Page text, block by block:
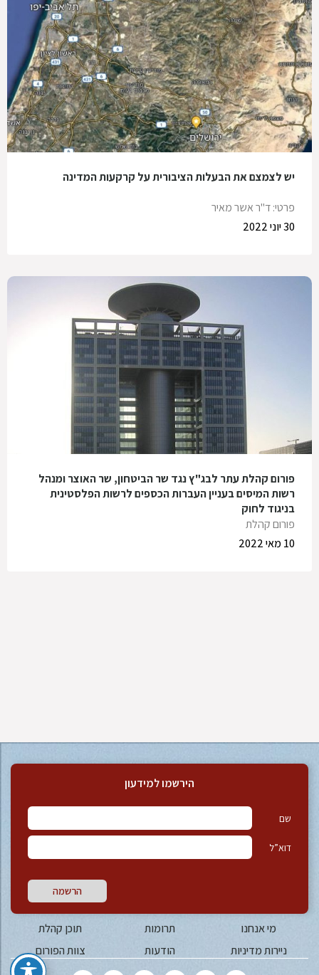
יש לצמצם את הבעלות הציבורית על קרקעות המדינה
פרטי: ד"ר אשר מאיר
30 יוני 2022
פורום קהלת עתר לבג"ץ נגד שר הביטחון, שר האוצר ומנהל
רשות המיסים בעניין העברות הכספים לרשות הפלסטינית
בניגוד לחוק
פורום קהלת
10 מאי 2022
הירשמו למידעון
שם
דוא”ל
הרשמה
מי אנחנו תרומות
תוכן קהלת
ניירות מדיניות
הודעות צוות הפורום